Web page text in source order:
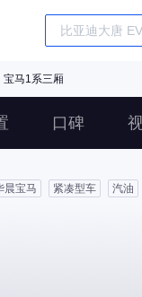
宝马1系三厢
口碑
晨宝马 紧凑型车 汽油